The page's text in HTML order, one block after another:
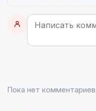
Пока нет